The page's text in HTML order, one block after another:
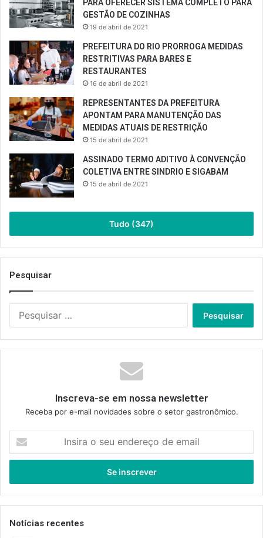
PARA OFERECER SISTEMA COMPLETO PARA
GESTÃO DE COZINHAS
19 de abril de 2021
PREFEITURA DO RIO PRORROGA MEDIDAS
RESTRITIVAS PARA BARES E
RESTAURANTES
16 de abril de 2021
REPRESENTANTES DA PREFEITURA
APONTAM PARA MANUTENÇÃO DAS
MEDIDAS ATUAIS DE RESTRIÇÃO
15 de abril de 2021
ASSINADO TERMO ADITIVO À CONVENÇÃO
COLETIVA ENTRE SINDRIO E SIGABAM
15 de abril de 2021
Tudo (347)
Pesquisar
Inscreva-se em nossa newsletter
Receba por e-mail novidades sobre o setor gastronômico.
seu
de
email
Notícias recentes